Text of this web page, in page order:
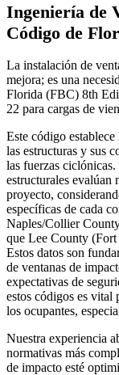
Ingeniería de
Código de
La instalación de
mejora; es una
Florida (FBC) 8th
22 para cargas de
Este código
las estructuras y sus
las fuerzas
estructurales evalúan
proyecto,
específicas de cada
Naples/Collier
que Lee County
Estos datos son
de ventanas de
expectativas de
estos códigos es vital
los ocupantes,
Nuestra experiencia
normativas más
de impacto esté